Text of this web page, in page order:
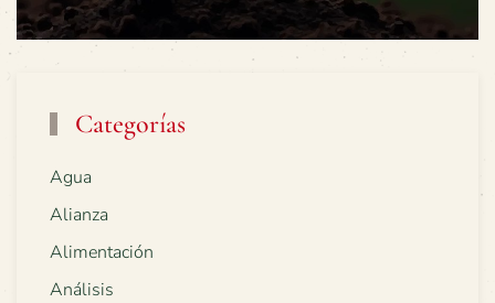
Categorías
Agua
Alianza
Alimentación
Análisis